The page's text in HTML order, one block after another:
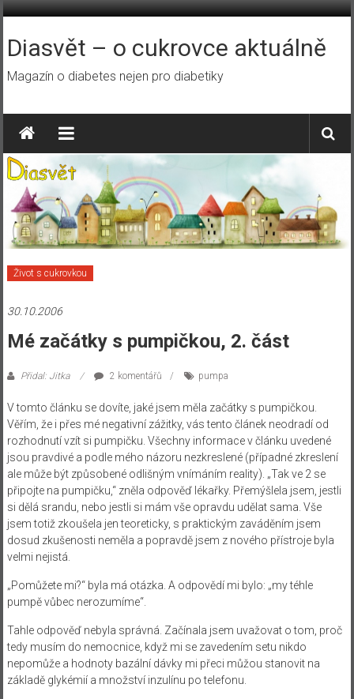
Přeskočit
obsah
Diasvět – o cukrovce aktuálně
Magazín o diabetes nejen pro diabetiky
Život s cukrovkou
30.10.2006
Mé začátky s pumpičkou, 2. část
Přidal: Jitka 2 komentářů pumpa
V tomto článku se dovíte, jaké jsem měla začátky s pumpičkou.
Věřím, že i přes mé negativní zážitky, vás tento článek neodradí od
rozhodnutí vzít si pumpičku. Všechny informace v článku uvedené
jsou pravdivé a podle mého názoru nezkreslené (případné zkreslení
ale může být způsobené odlišným vnímáním reality). „Tak ve 2 se
připojte na pumpičku,“ zněla odpověď lékařky. Přemýšlela jsem, jestli
si dělá srandu, nebo jestli si mám vše opravdu udělat sama. Vše
jsem totiž zkoušela jen teoreticky, s praktickým zaváděním jsem
dosud zkušenosti neměla a popravdě jsem z nového přístroje byla
velmi nejistá.
„Pomůžete mi?“ byla má otázka. A odpovědí mi bylo: „my téhle
pumpě vůbec nerozumíme“.
Tahle odpověď nebyla správná. Začínala jsem uvažovat o tom, proč
tedy musím do nemocnice, když mi se zavedením setu nikdo
nepomůže a hodnoty bazální dávky mi přeci můžou stanovit na
základě glykémií a množství inzulínu po telefonu.